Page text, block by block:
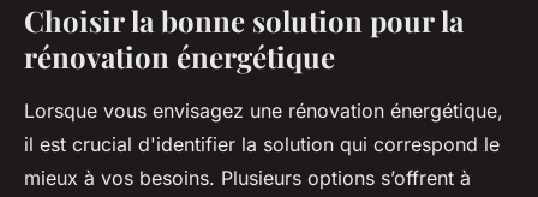
Choisir la bonne solution pour la
rénovation énergétique
Lorsque vous envisagez une rénovation énergétique,
il est crucial d'identifier la solution qui correspond le
mieux à vos besoins. Plusieurs options s’offrent à